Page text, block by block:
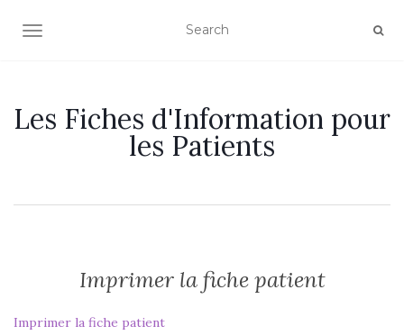
OUVRIR/FERMER LA NAVIGATION
Les Fiches d'Information pour
les Patients
Imprimer la fiche patient
Imprimer la fiche patient